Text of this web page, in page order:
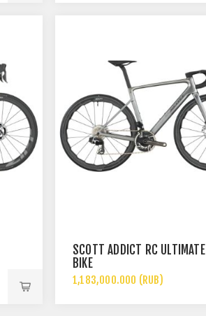
SCOTT ADDICT RC ULTIMATE
BIKE
1,183,000.000 (RUB)